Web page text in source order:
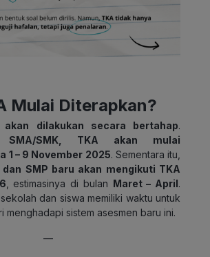
Mulai Diterapkan?
akan dilakukan secara bertahap.
SMA/SMK, TKA akan mulai
1 – 9 November 2025. Sementara itu,
dan SMP baru akan mengikuti TKA
, estimasinya di bulan Maret – April.
dan siswa memiliki waktu untuk
menghadapi sistem asesmen baru ini.
—